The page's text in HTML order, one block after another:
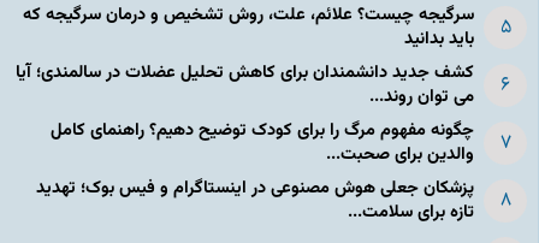
سرگیجه چیست؟ علائم، علت، روش تشخیص و درمان سرگیجه که
باید بدانید
کشف جدید دانشمندان برای کاهش تحلیل عضلات در سالمندی؛ آیا
می توان روند...
چگونه مفهوم مرگ را برای کودک توضیح دهیم؟ راهنمای کامل
والدین برای صحبت...
پزشکان جعلی هوش مصنوعی در اینستاگرام و فیس بوک؛ تهدید
تازه برای سلامت...